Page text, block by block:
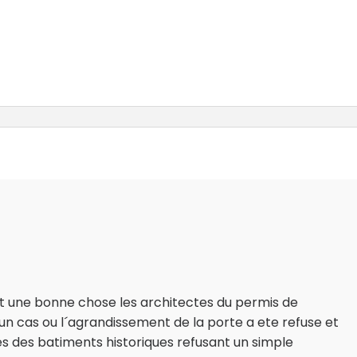
une bonne chose les architectes du permis de
cas ou l´agrandissement de la porte a ete refuse et
des batiments historiques refusant un simple